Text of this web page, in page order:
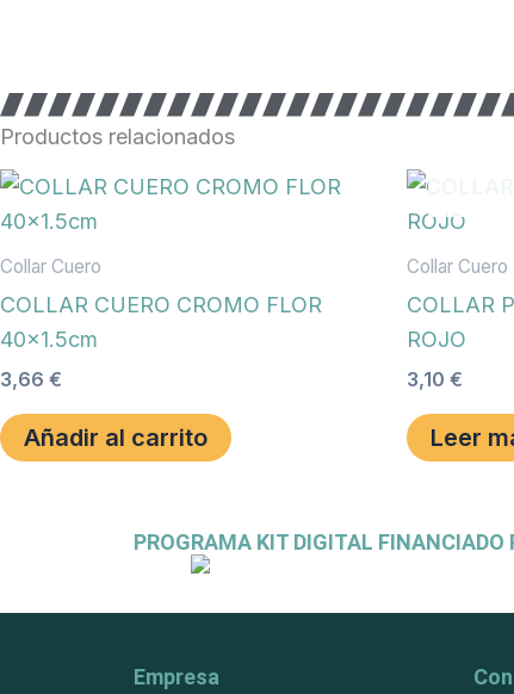
Productos relacionados
Collar Cuero
COLLAR CUERO CROMO FLOR
40×1.5cm
3,66 €
Añadir al carrito
Collar Cuero
COLLAR
ROJO
3,10 €
Leer
PROGRAMA KIT DIGITAL FINANCIADO
Empresa